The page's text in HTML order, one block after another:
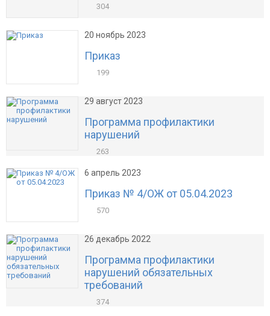
304
20 ноябрь 2023
Приказ
199
29 август 2023
Программа профилактики
нарушений
263
6 апрель 2023
Приказ № 4/ОЖ от 05.04.2023
570
26 декабрь 2022
Программа профилактики
нарушений обязательных
требований
374